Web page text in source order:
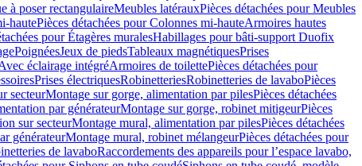
à poser rectangulaireMeubles latérauxPièces détachées pour Meubles
hautePièces détachées pour Colonnes mi-hauteArmoires hautes
pour Étagères muralesHabillages pour bâti-support Duofix
PoignéesJeux de piedsTableaux magnétiquesPrises
éclairage intégréArmoires de toilettePièces détachées pour
Prises électriquesRobinetteriesRobinetteries de lavaboPièces
secteurMontage sur gorge, alimentation par pilesPièces détachées
par générateurMontage sur gorge, robinet mitigeurPièces
sur secteurMontage mural, alimentation par pilesPièces détachées
générateurMontage mural, robinet mélangeurPièces détachées pour
de lavaboRaccordements des appareils pour l’espace lavabo,